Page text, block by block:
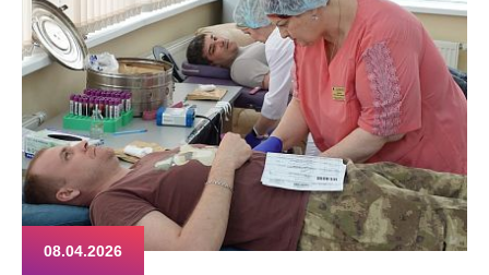
08.04.2026